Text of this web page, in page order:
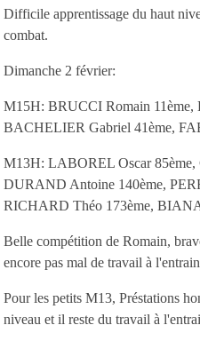
Difficile apprentissage du haut
combat.
Dimanche 2 février:
M15H: BRUCCI Romain 11ème,
BACHELIER Gabriel 41ème,
M13H: LABOREL Oscar
DURAND Antoine 140ème,
RICHARD Théo 173ème,
Belle compétition de Romain,
encore pas mal de travail à
Pour les petits M13, Préstations
niveau et il reste du travail à